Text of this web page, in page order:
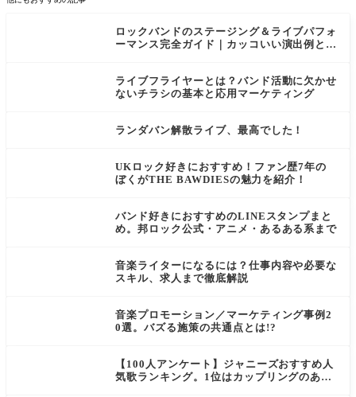
ロックバンドのステージング＆ライブパフォ
ーマンス完全ガイド｜カッコいい演出例と魅
ライブフライヤーとは？バンド活動に欠かせ
ないチラシの基本と応用マーケティング
ランダバン解散ライブ、最高でした！
UKロック好きにおすすめ！ファン歴7年の
ぼくがTHE BAWDIESの魅力を紹介！
バンド好きにおすすめのLINEスタンプまと
め。邦ロック公式・アニメ・あるある系まで
音楽ライターになるには？仕事内容や必要な
スキル、求人まで徹底解説
音楽プロモーション／マーケティング事例2
0選。バズる施策の共通点とは!?
【100人アンケート】ジャニーズおすすめ人
気歌ランキング。1位はカップリングのあの